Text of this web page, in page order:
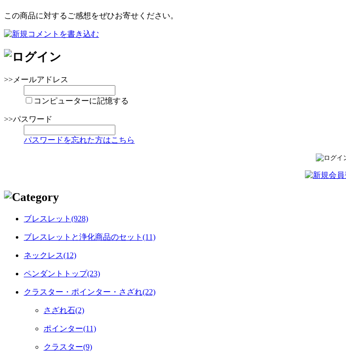
この商品に対するご感想をぜひお寄せください。
>>メールアドレス
コンピューターに記憶する
>>パスワード
パスワードを忘れた方はこちら
ブレスレット(928)
ブレスレットと浄化商品のセット(11)
ネックレス(12)
ペンダントトップ(23)
クラスター・ポインター・さざれ(22)
さざれ石(2)
ポインター(11)
クラスター(9)